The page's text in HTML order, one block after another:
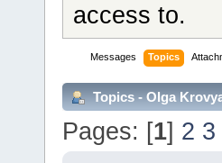
access to.
Messages Topics
Topics - Olga
Pages: [1] 2 3